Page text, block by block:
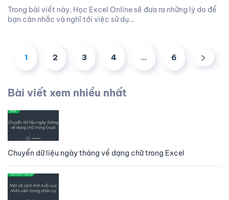
Trong bài viết này, Học Excel Online sẽ đưa ra những lý do để
bạn cân nhắc và nghĩ tới việc sử dụ…
1 2 3 4 … 6
Bài viết xem nhiều nhất
Chuyển dữ liệu ngày tháng về dạng chữ trong Excel